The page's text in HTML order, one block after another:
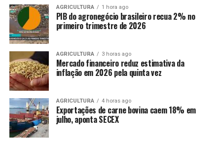
e pertencimento.
Entre os eixos estéticos considerados para o festival
estão o teatro negro, afrofuturista, ritual e de terreiro; a
dança-teatro afro; as poéticas de encantaria e
ancestralidade; e as oralituras negras.
Os cachês variam de R$ 800 a R$ 5 mil, de acordo com a
categoria inscrita, e o evento vai disponibilizar os
espaços de apresentação e a estrutura técnica
necessária para a realização das atividades.
AGRICULTURA 1 hora ago
PIB do agronegócio brasileiro recua 2% no
primeiro trimestre de 2026
AGRICULTURA 3 horas ago
Mercado financeiro reduz estimativa da
inflação em 2026 pela quinta vez
AGRICULTURA 4 horas ago
Exportações de carne bovina caem 18% em
julho, aponta SECEX